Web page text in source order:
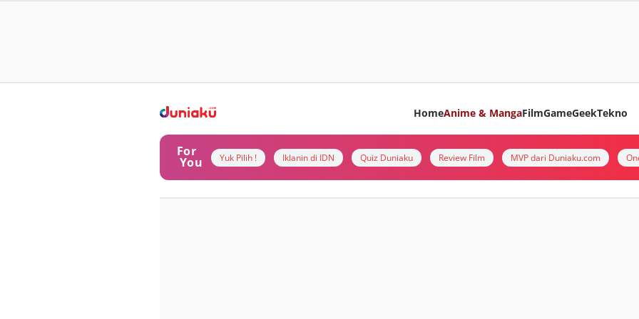
HomeAnime & MangaFilmGameGeekTekno
For
You Yuk Pilih ! Iklanin di IDN Quiz Duniaku Review Film MVP dari Duniaku.com